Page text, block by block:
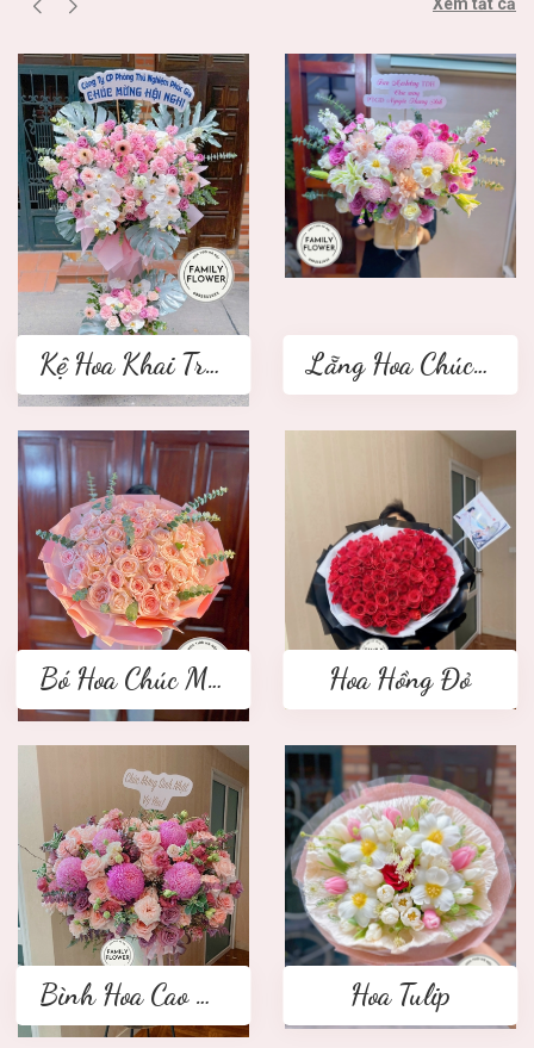
Kệ Hoa Khai Trương 2 tầng Lẵng Hoa Chúc Mừng
Bó Hoa Chúc Mừng Hoa Hồng Đỏ
Bình Hoa Cao Cấp Hoa Tulip